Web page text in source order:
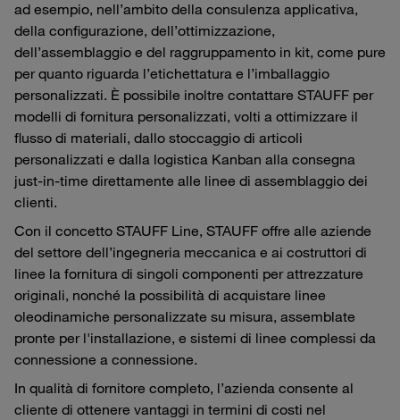
ad esempio, nell’ambito della consulenza applicativa,
della configurazione, dell’ottimizzazione,
dell’assemblaggio e del raggruppamento in kit, come pure
per quanto riguarda l’etichettatura e l’imballaggio
personalizzati. È possibile inoltre contattare STAUFF per
modelli di fornitura personalizzati, volti a ottimizzare il
flusso di materiali, dallo stoccaggio di articoli
personalizzati e dalla logistica Kanban alla consegna
just-in-time direttamente alle linee di assemblaggio dei
clienti.
Con il concetto STAUFF Line, STAUFF offre alle aziende
del settore dell’ingegneria meccanica e ai costruttori di
linee la fornitura di singoli componenti per attrezzature
originali, nonché la possibilità di acquistare linee
oleodinamiche personalizzate su misura, assemblate
pronte per l'installazione, e sistemi di linee complessi da
connessione a connessione.
In qualità di fornitore completo, l’azienda consente al
cliente di ottenere vantaggi in termini di costi nel